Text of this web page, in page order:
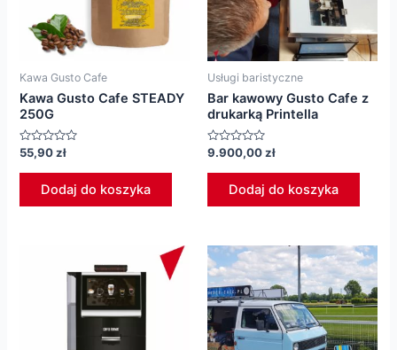
Kawa Gusto Cafe
Kawa Gusto Cafe STEADY
250G
Oceniono
na
55,90zł
Dodaj do koszyka
Usługi baristyczne
Bar kawowy Gusto Cafe z
drukarką Printella
Oceniono
na
9.900,00zł
Dodaj do koszyka